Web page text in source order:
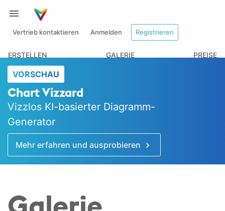
Vertrieb kontaktieren Anmelden Registrieren
ERSTELLEN GALERIE PREISE
VORSCHAU
Chart Vizzard
Vizzlos KI-basierter Diagramm-
Generator
Mehr erfahren und ausprobieren